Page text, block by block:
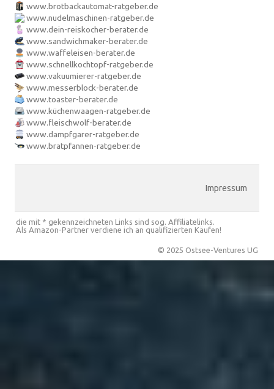
www.brotbackautomat-ratgeber.de
www.nudelmaschinen-ratgeber.de
www.dein-reiskocher-berater.de
www.sandwichmaker-berater.de
www.waffeleisen-berater.de
www.schnellkochtopf-ratgeber.de
www.vakuumierer-ratgeber.de
www.messerblock-berater.de
www.toaster-berater.de
www.küchenwaagen-ratgeber.de
www.fleischwolf-berater.de
www.dampfgarer-ratgeber.de
www.bratpfannen-ratgeber.de
Impressum
die mit * gekennzeichneten Links sind sog. Affiliatelinks.
Als Amazon-Partner verdiene ich an qualifizierten Käufen!
© 2025 Ostsee-Ventures UG